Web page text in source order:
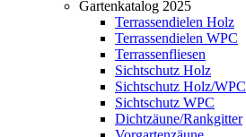
Gartenkatalog 2025
Terrassendielen Holz
Terrassendielen WPC
Terrassenfliesen
Sichtschutz Holz
Sichtschutz Holz/WPC
Sichtschutz WPC
Dichtzäune/Rankgitter